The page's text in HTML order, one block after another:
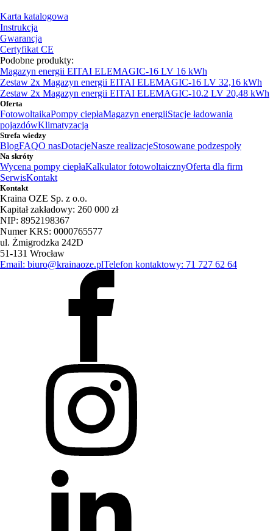
Karta katalogowa
Instrukcja
Gwarancja
Certyfikat CE
Podobne produkty:
Magazyn energii EITAI ELEMAGIC-16 LV 16 kWh
Zestaw 2x Magazyn energii EITAI ELEMAGIC-16 LV 32,16 kWh
Zestaw 2x Magazyn energii EITAI ELEMAGIC-10.2 LV 20,48 kWh
Oferta
FotowoltaikaPompy ciepłaMagazyn energiiStacje ładowania
pojazdówKlimatyzacja
Strefa wiedzy
BlogFAQO nasDotacjeNasze realizacjeStosowane podzespoły
Na skróty
Wycena pompy ciepłaKalkulator fotowoltaicznyOferta dla firm
SerwisKontakt
Kontakt
Kraina OZE Sp. z o.o.
Kapitał zakładowy: 260 000 zł
NIP: 8952198367
Numer KRS: 0000765577
ul. Żmigrodzka 242D
51-131 Wrocław
Email: biuro@krainaoze.plTelefon kontaktowy: 71 727 62 64